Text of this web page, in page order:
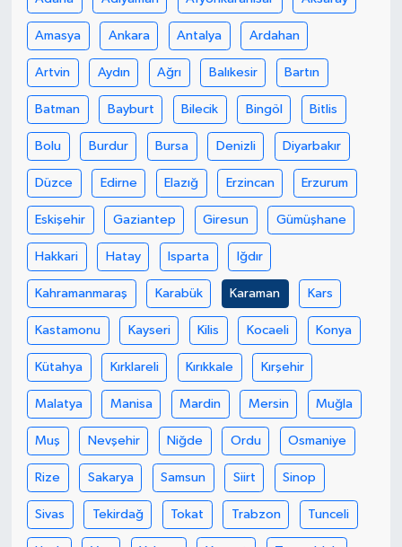
Amasya Ankara Antalya Ardahan
Artvin Aydın Ağrı Balıkesir Bartın
Batman Bayburt Bilecik Bingöl Bitlis
Bolu Burdur Bursa Denizli Diyarbakır
Düzce Edirne Elazığ Erzincan Erzurum
Eskişehir Gaziantep Giresun Gümüşhane
Hakkari Hatay Isparta Iğdır
Kahramanmaraş Karabük Karaman Kars
Kastamonu Kayseri Kilis Kocaeli Konya
Kütahya Kırklareli Kırıkkale Kırşehir
Malatya Manisa Mardin Mersin Muğla
Muş Nevşehir Niğde Ordu Osmaniye
Rize Sakarya Samsun Siirt Sinop
Sivas Tekirdağ Tokat Trabzon Tunceli
GENEL
GÜNDEM
Güvenlik
HABERDE İNSAN
İNSAN
İş Dünyası
Jandarma
Kadın
KÜLTÜR SANAT
MAGAZİN
Otomobil